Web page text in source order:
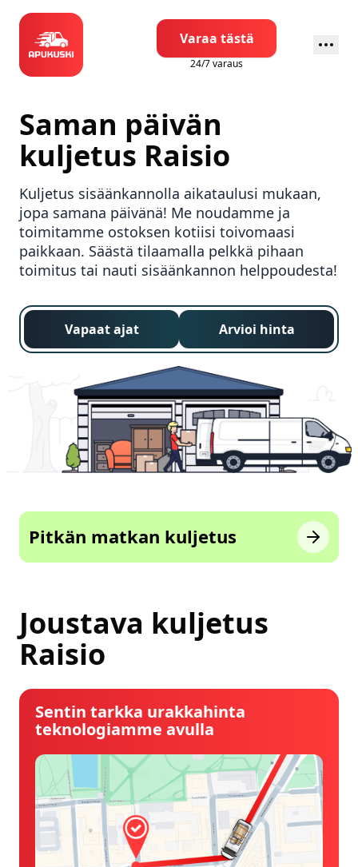
Varaa tästä
24/7 varaus
Saman päivän
kuljetus Raisio
Kuljetus sisäänkannolla aikataulusi mukaan,
jopa samana päivänä! Me noudamme ja
toimitamme ostoksen kotiisi toivomaasi
paikkaan. Säästä tilaamalla pelkkä pihaan
toimitus tai nauti sisäänkannon helppoudesta!
Vapaat ajat Arvioi hinta
Pitkän matkan kuljetus
Joustava kuljetus
Raisio
Sentin tarkka urakkahinta
teknologiamme avulla